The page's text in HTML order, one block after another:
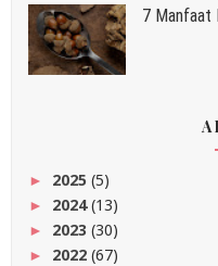
7 Manfaat
► 2025 (5)
► 2024(13)
► 2023 (30)
► 2022 (67)